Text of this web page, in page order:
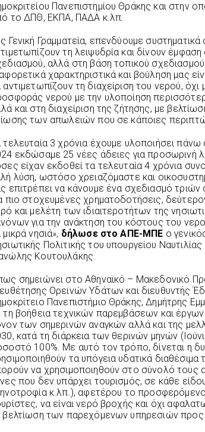
Πανεπιστημίου Θράκης και στην
το ΔΠΘ, ΕΚΠΑ, ΠΑΔΑ κ.λπ.
Γενική Γραμματεία, επενδύουμε
τη λειψυδρία και δίνουν
αλλά στη βάση τοπικού σχεδιασμού
χαρακτηριστικά και βούληση μας
αντιμετωπίζουν τη διαχείριση του νερού,
νερού με την υλοποίηση
και στη διαχείριση της ζήτησης, με
των απωλειών που σε κάποιες
τελευταία 3 χρόνια έχουμε υλοποιήσει
εκδώσαμε 25 νέες άδειες για προσωρινή
είχαν εκδοθεί τα τελευταία 4 χρόνια
λύση, ωστόσο χρειαζόμαστε και
επιτρέπει να κάνουμε ένα σχεδιασμό
πιο στοχευμένες χρηματοδοτήσεις,
και μελέτη των ιδιαιτεροτήτων της
για την ανάκτηση του κόστους του
μικρά νησιά», δήλωσε στο ΑΠΕ-ΜΠΕ ο
Πολιτικής του υπουργείου Ναυτιλίας
Κουτουλάκης.
σημειώνει στο Αθηναϊκό – Μακεδονικό
Ορεινών Υδάτων και διευθυντής
Πανεπιστήμιο Θράκης, Δημήτρης
τη βοήθεια τεχνικών παρεμβάσεων και έργων
των σημερινών αναγκών αλλά και της
κατά τη διάρκεια των θερινών μηνών
100%. Με αυτό τον τρόπο, δίνεται η
τα υπόγεια υδατικά
να χρησιμοποιηθούν στο σύνολό τους
που δεν υπάρχει τουρισμός, σε κάθε
κ.λπ.), αφετέρου το
να είναι νερό βροχής και όχι
βελτίωση των παρεχόμενων υπηρεσιών προς